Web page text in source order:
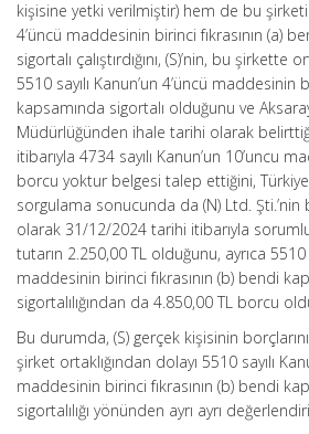
kişisine yetki verilmiştir) hem de bu
4’üncü maddesinin birinci fıkrasının (a)
sigortalı çalıştırdığını, (S)’nin, bu şirkette
5510 sayılı Kanun’un 4’üncü maddesinin
kapsamında sigortalı olduğunu ve
Müdürlüğünden ihale tarihi olarak
itibarıyla 4734 sayılı Kanun’un 10’uncu
borcu yoktur belgesi talep ettiğini,
sorgulama sonucunda da (N) Ltd.
olarak 31/12/2024 tarihi itibarıyla
tutarın 2.250,00 TL olduğunu, ayrıca 5510
maddesinin birinci fıkrasının (b) bendi
sigortalılığından da 4.850,00 TL borcu
Bu durumda, (S) gerçek kişisinin
şirket ortaklığından dolayı 5510 sayılı
maddesinin birinci fıkrasının (b) bendi
sigortalılığı yönünden ayrı ayrı